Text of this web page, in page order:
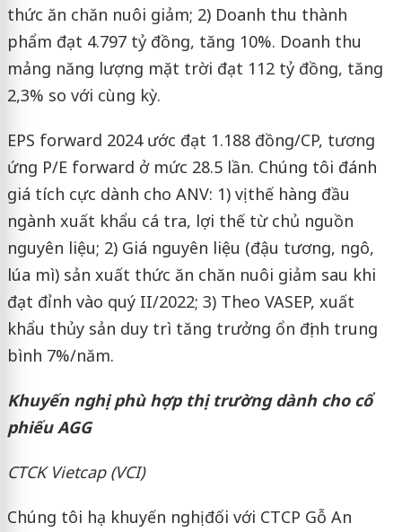
thức ăn chăn nuôi giảm; 2) Doanh thu thành
phẩm đạt 4.797 tỷ đồng, tăng 10%. Doanh thu
mảng năng lượng mặt trời đạt 112 tỷ đồng, tăng
2,3% so với cùng kỳ.
EPS forward 2024 ước đạt 1.188 đồng/CP, tương
ứng P/E forward ở mức 28.5 lần. Chúng tôi đánh
giá tích cực dành cho ANV: 1) vị thế hàng đầu
ngành xuất khẩu cá tra, lợi thế từ chủ nguồn
nguyên liệu; 2) Giá nguyên liệu (đậu tương, ngô,
lúa mì) sản xuất thức ăn chăn nuôi giảm sau khi
đạt đỉnh vào quý II/2022; 3) Theo VASEP, xuất
khẩu thủy sản duy trì tăng trưởng ổn định trung
bình 7%/năm.
Khuyến nghị phù hợp thị trường dành cho cổ
phiếu AGG
CTCK Vietcap (VCI)
Chúng tôi hạ khuyến nghị đối với CTCP Gỗ An